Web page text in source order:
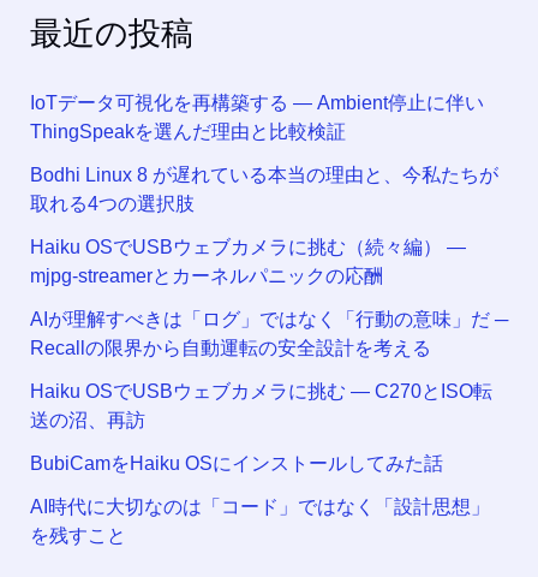
最近の投稿
IoTデータ可視化を再構築する ― Ambient停止に伴い
ThingSpeakを選んだ理由と比較検証
Bodhi Linux 8 が遅れている本当の理由と、今私たちが
取れる4つの選択肢
Haiku OSでUSBウェブカメラに挑む（続々編） —
mjpg-streamerとカーネルパニックの応酬
AIが理解すべきは「ログ」ではなく「行動の意味」だ ─
Recallの限界から自動運転の安全設計を考える
Haiku OSでUSBウェブカメラに挑む — C270とISO転
送の沼、再訪
BubiCamをHaiku OSにインストールしてみた話
AI時代に大切なのは「コード」ではなく「設計思想」
を残すこと